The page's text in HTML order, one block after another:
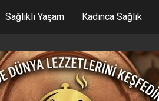
Sağlıklı Yaşam Kadınca Sağlık